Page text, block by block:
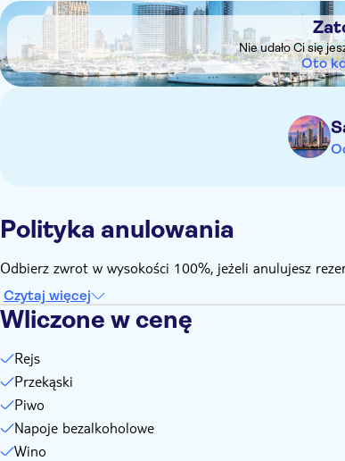
DSA1Zatoka San Diego
Nie udało Ci się
Oto
Polityka anulowania
Odbierz zwrot w wysokości 100%, jeżeli anulujesz
Czytaj więcej
Wliczone w cenę
Rejs
Przekąski
Piwo
Napoje bezalkoholowe
Wino